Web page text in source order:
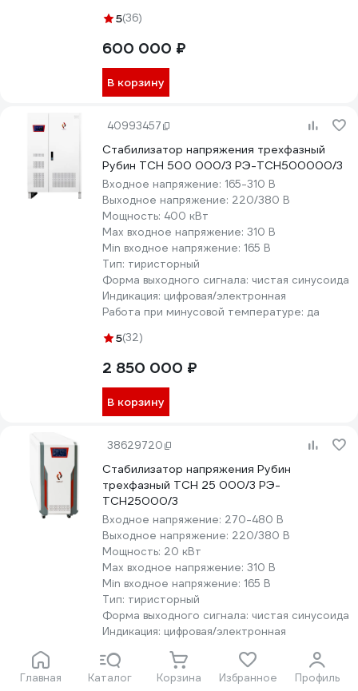
Главная Каталог Корзина Избранное Профиль
5(36)
600 000 ₽
В корзину
40993457
Стабилизатор напряжения трехфазный
Рубин ТСН 500 000/3 РЭ-ТСН500000/3
Входное напряжение: 165-310 В
Выходное напряжение: 220/380 В
Мощность: 400 кВт
Max входное напряжение: 310 В
Min входное напряжение: 165 В
Тип: тиристорный
Форма выходного сигнала: чистая синусоида
Индикация: цифровая/электронная
Работа при минусовой температуре: да
5(32)
2 850 000 ₽
В корзину
38629720
Стабилизатор напряжения Рубин
трехфазный ТСН 25 000/3 РЭ-
ТСН25000/3
Входное напряжение: 270-480 В
Выходное напряжение: 220/380 В
Мощность: 20 кВт
Max входное напряжение: 310 В
Min входное напряжение: 165 В
Тип: тиристорный
Форма выходного сигнала: чистая синусоида
Индикация: цифровая/электронная
5(32)